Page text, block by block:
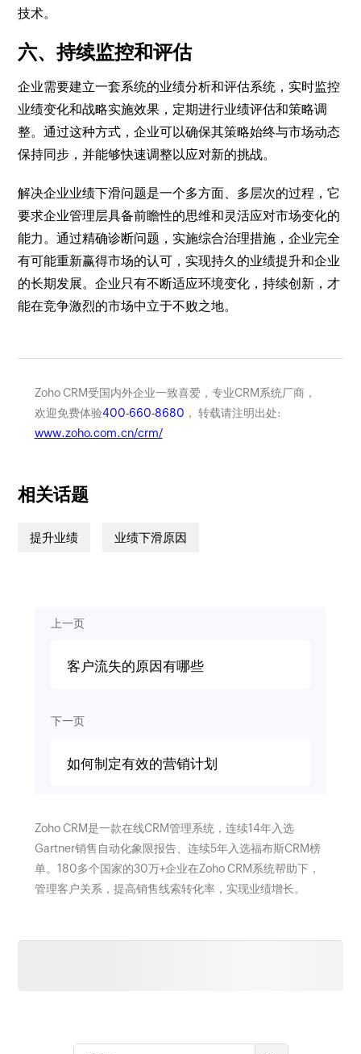
技术。
六、持续监控和评估
企业需要建立一套系统的业绩分析和评估系统，实时监控
业绩变化和战略实施效果，定期进行业绩评估和策略调
整。通过这种方式，企业可以确保其策略始终与市场动态
保持同步，并能够快速调整以应对新的挑战。
解决企业业绩下滑问题是一个多方面、多层次的过程，它
要求企业管理层具备前瞻性的思维和灵活应对市场变化的
能力。通过精确诊断问题，实施综合治理措施，企业完全
有可能重新赢得市场的认可，实现持久的业绩提升和企业
的长期发展。企业只有不断适应环境变化，持续创新，才
能在竞争激烈的市场中立于不败之地。
Zoho CRM受国内外企业一致喜爱，专业CRM系统厂商，
欢迎免费体验400-660-8680 ， 转载请注明出处:
www.zoho.com.cn/crm/
相关话题
提升业绩 业绩下滑原因
上一页
客户流失的原因有哪些
下一页
如何制定有效的营销计划
Zoho CRM是一款在线CRM管理系统，连续14年入选
Gartner销售自动化象限报告、连续5年入选福布斯CRM榜
单。180多个国家的30万+企业在Zoho CRM系统帮助下，
管理客户关系，提高销售线索转化率，实现业绩增长。